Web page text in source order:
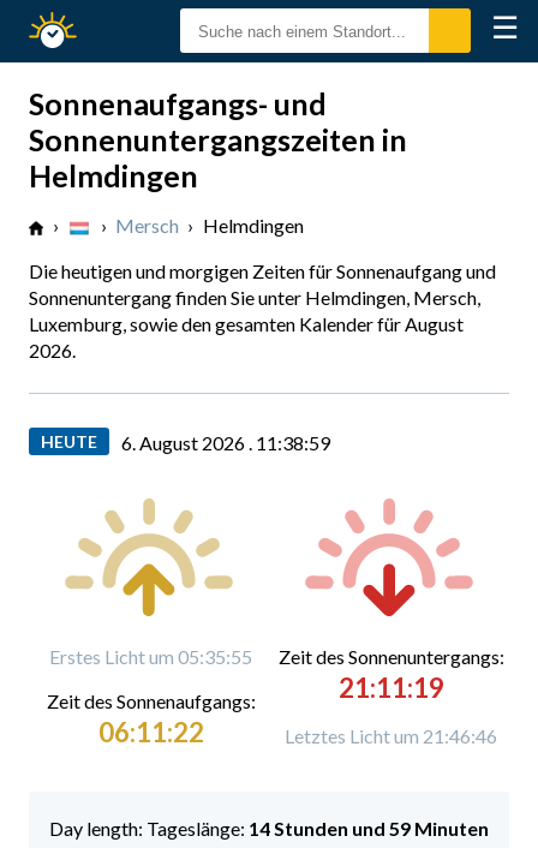
Sonnenzeiten ☰
Sonnenaufgangs- und
Sonnenuntergangszeiten in
Helmdingen
› › Mersch › Helmdingen
Die heutigen und morgigen Zeiten für Sonnenaufgang und
Sonnenuntergang finden Sie unter Helmdingen, Mersch,
Luxemburg, sowie den gesamten Kalender für August
2026.
HEUTE 6. August 2026 . 11:39:01
Erstes Licht um 05:35:55
Zeit des Sonnenaufgangs:
06:11:22
Zeit des Sonnenuntergangs:
21:11:19
Letztes Licht um 21:46:46
Tageslänge: 14 Stunden und 59 Minuten